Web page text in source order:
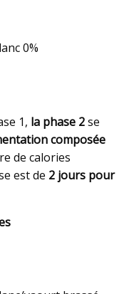
0%
1, la phase 2se
composée
de calories
est de 2 jours pour